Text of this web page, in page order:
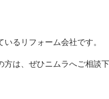
いるリフォーム会社です。
方は、ぜひニムラへご相談